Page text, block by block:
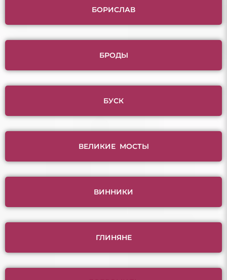
БОРИСЛАВ
БРОДЫ
БУСК
ВЕЛИКИЕ МОСТЫ
ВИННИКИ
ГЛИНЯНЕ